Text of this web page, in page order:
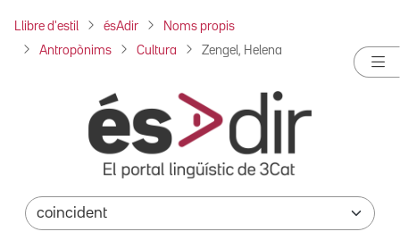
Llibre d'estil ésAdir Noms propis
Antropònims Cultura Zengel, Helena